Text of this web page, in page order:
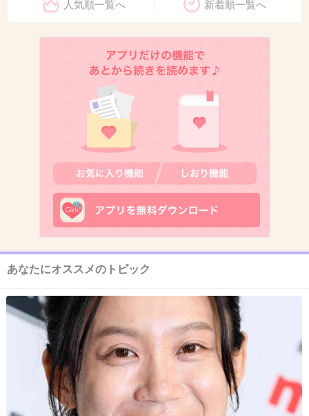
鼎泰豊の乾伴麺は再現できない
+2 -1
人気順一覧へ 新着順一覧へ
あなたにオススメのトピック